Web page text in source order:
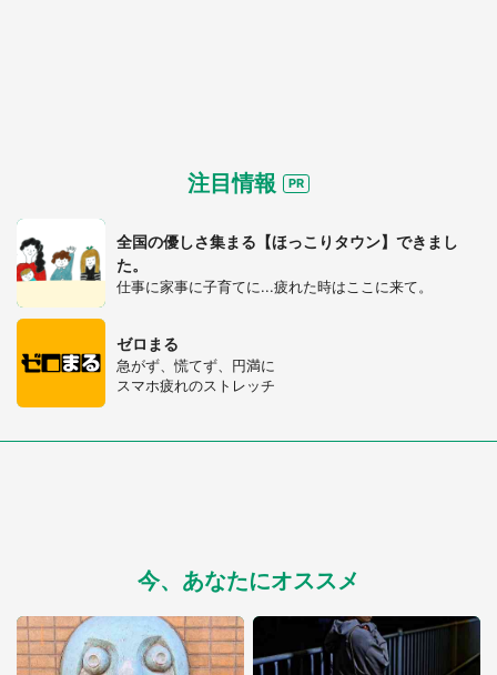
注目情報
全国の優しさ集まる【ほっこりタウン】できまし
た。
仕事に家事に子育てに...疲れた時はここに来て。
ゼロまる
急がず、慌てず、円満に
スマホ疲れのストレッチ
今、あなたにオススメ